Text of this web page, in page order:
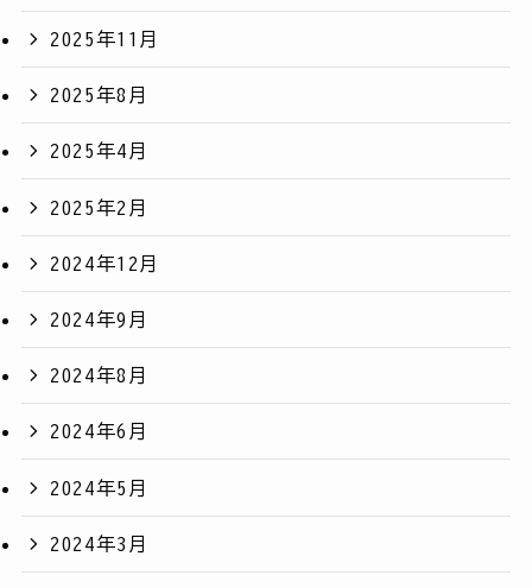
2025年11月
2025年8月
2025年4月
2025年2月
2024年12月
2024年9月
2024年8月
2024年6月
2024年5月
2024年3月